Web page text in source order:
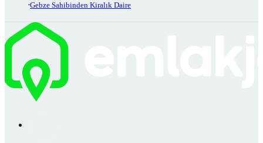
Gebze Sahibinden Kiralık Daire